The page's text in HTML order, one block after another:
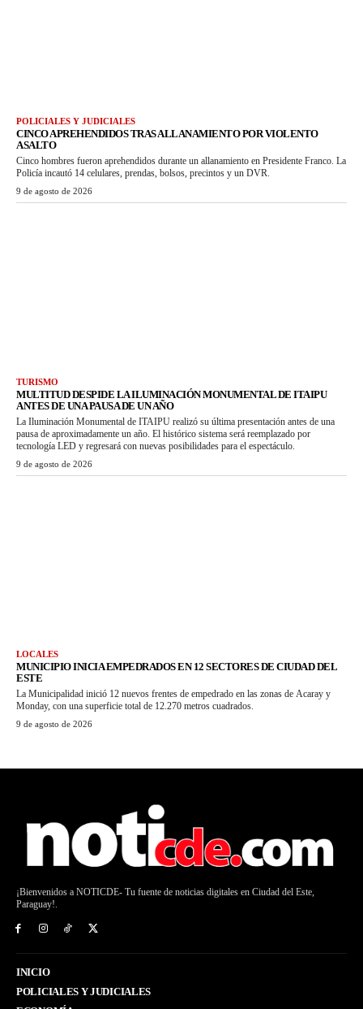
POLICIALES Y JUDICIALES
CINCO APREHENDIDOS TRAS ALLANAMIENTO POR VIOLENTO
ASALTO
Cinco hombres fueron aprehendidos durante un allanamiento en Presidente Franco. La
Policía incautó 14 celulares, prendas, bolsos, precintos y un DVR.
9 de agosto de 2026
TURISMO
MULTITUD DESPIDE LA ILUMINACIÓN MONUMENTAL DE ITAIPU
ANTES DE UNA PAUSA DE UN AÑO
La Iluminación Monumental de ITAIPU realizó su última presentación antes de una
pausa de aproximadamente un año. El histórico sistema será reemplazado por
tecnología LED y regresará con nuevas posibilidades para el espectáculo.
9 de agosto de 2026
LOCALES
MUNICIPIO INICIA EMPEDRADOS EN 12 SECTORES DE CIUDAD DEL
ESTE
La Municipalidad inició 12 nuevos frentes de empedrado en las zonas de Acaray y
Monday, con una superficie total de 12.270 metros cuadrados.
9 de agosto de 2026
¡Bienvenidos a NOTICDE- Tu fuente de noticias digitales en Ciudad del Este,
Paraguay!.
INICIO
POLICIALES Y JUDICIALES